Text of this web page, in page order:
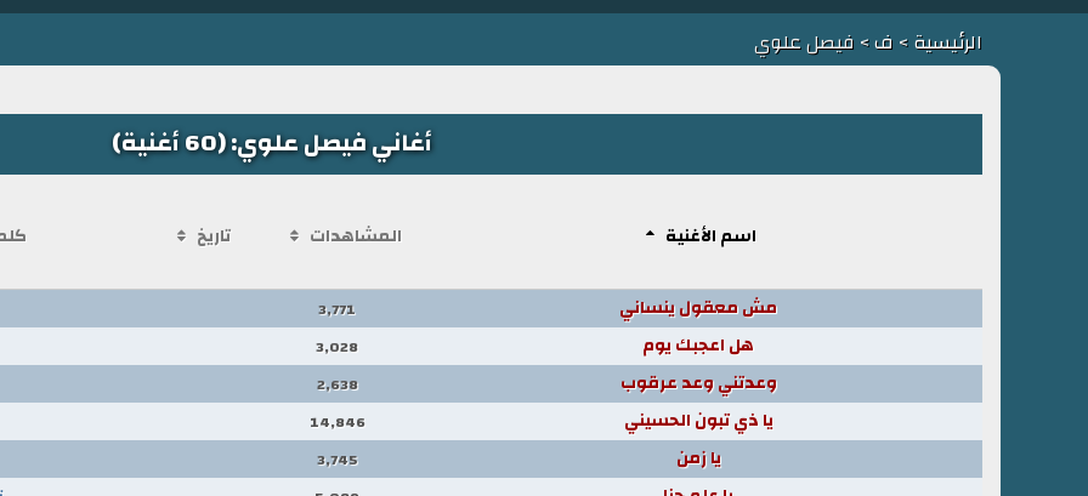
الرئيسية> ف> فيصل علوي
أغاني فيصل علوي: (60 أغنية)
اسم الأغنية المشاهدات تاريخ
مش معقول ينساني 3,771
هل اعجبك يوم 3,028
وعدتني وعد عرقوب 2,638
يا ذي تبون الحسيني 14,846
يا زمن 3,745